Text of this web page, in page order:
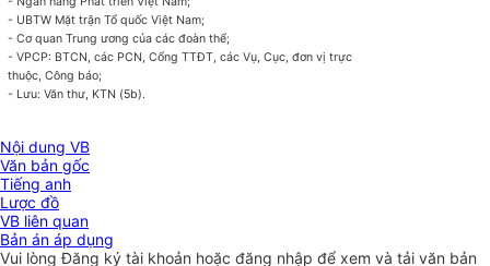
- UBTW Mặt trận Tổ quốc Việt Nam;
- Cơ quan Trung ương của các đoàn thể;
- VPCP: BTCN, các PCN, Cổng TTĐT, các Vụ, Cục, đơn vị trực
thuộc, Công báo;
- Lưu: Văn thư, KTN (5b).
Nội dung VB
Văn bản gốc
Tiếng anh
Lược đồ
VB liên quan
Bản án áp dụng
Vui lòngĐăng ký tài khoản hoặc đăng nhập để xem và tải văn bản